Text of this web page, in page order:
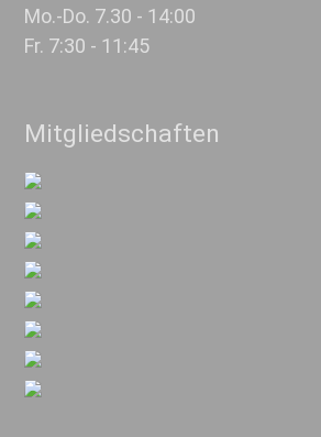
Mo.-Do. 7.30 - 14:00
Fr. 7:30 - 11:45
Mitgliedschaften